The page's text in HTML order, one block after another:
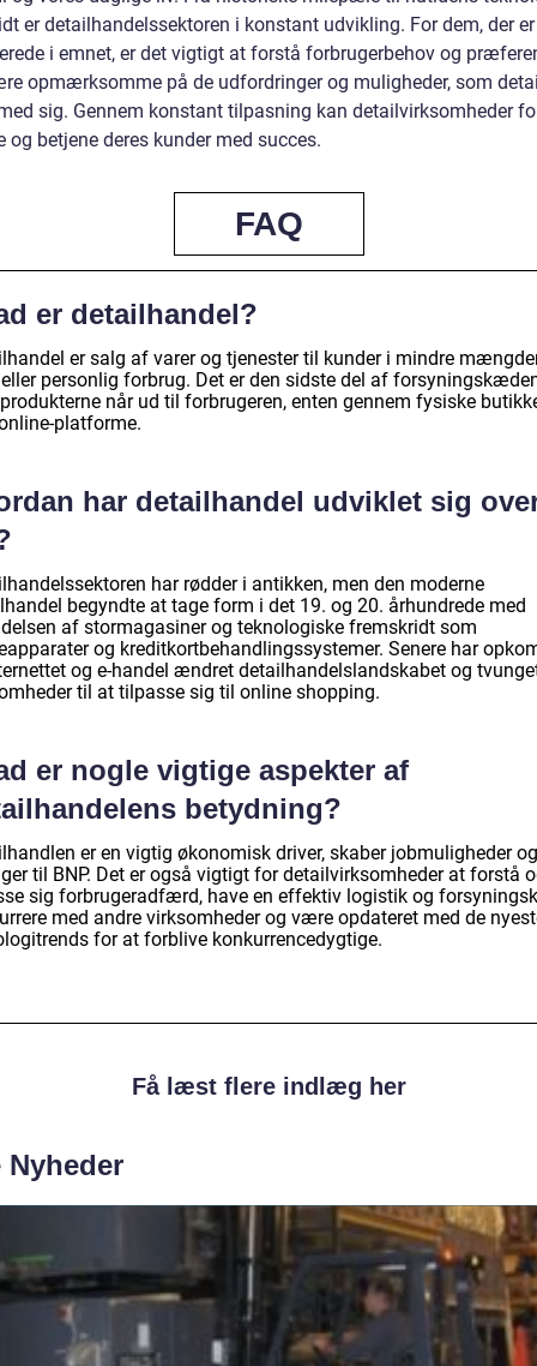
er detailhandelssektoren i konstant udvikling. For dem, der er
i emnet, er det vigtigt at forstå forbrugerbehov og
opmærksomme på de udfordringer og muligheder, som
sig. Gennem konstant tilpasning kan detailvirksomheder
betjene deres kunder med succes.
FAQ
er detailhandel?
er salg af varer og tjenester til kunder i mindre
personlig forbrug. Det er den sidste del af
når ud til forbrugeren, enten gennem fysiske
platforme.
har detailhandel udviklet sig
har rødder i antikken, men den moderne
begyndte at tage form i det 19. og 20. århundrede med
af stormagasiner og teknologiske fremskridt som
og kreditkortbehandlingssystemer. Senere har
og e-handel ændret detailhandelslandskabet og
til at tilpasse sig til online shopping.
er nogle vigtige aspekter af
betydning?
er en vigtig økonomisk driver, skaber jobmuligheder og
til BNP. Det er også vigtigt for detailvirksomheder at forstå
sig forbrugeradfærd, have en effektiv logistik og
med andre virksomheder og være opdateret med de
for at forblive konkurrencedygtige.
Få læst flere indlæg her
Nyheder